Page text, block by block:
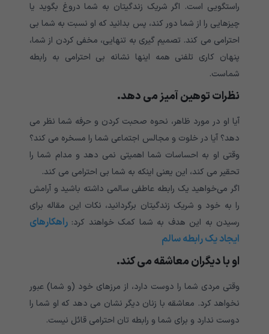
راستگویی است. اگر شریک زندگیتان به شما دروغ بگوید یا
چیزهایی را از شما دور کند، پس بدانید که او نسبت به شما بی
احترامی می کند. تصمیم گیری به تنهایی، مخفی کردن از شما،
پنهان کاری تلفنی همه اینها نشانه بی احترامی به رابطه
شماست.
نظرات توهین آمیز می دهد.
آیا او در مورد ظاهر، نحوه صحبت کردن و حرفه شما نظر می
دهد؟ آیا در خلوت و مجالس اجتماعی شما را مسخره می کند؟
وقتی او به احساسات شما اهمیتی نمی دهد و مدام شما را
تحقیر می کند، این یعنی اینکه به شما بی احترامی می کند.
اگر می‌خواهید یک رابطه عاطفی سالمی داشته باشید و آرامش
را به خود و شریک زندگیتان برگردانید، نکات این مقاله برای
رسیدن به این هدف به شما کمک خواهند کرد: راهکارهای
ایجاد یک رابطه سالم
او با دیگران معاشقه می کند.
وقتی مردی شما را دوست دارد، از مرزهای خود (و شما) عبور
نخواهد کرد. معاشقه با زنان دیگر نشان می دهد که او شما را
دوست ندارد و برای شما و رابطه تان احترامی قائل نیست.